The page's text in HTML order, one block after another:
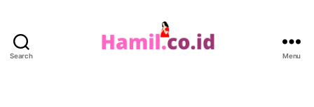
Search Menu